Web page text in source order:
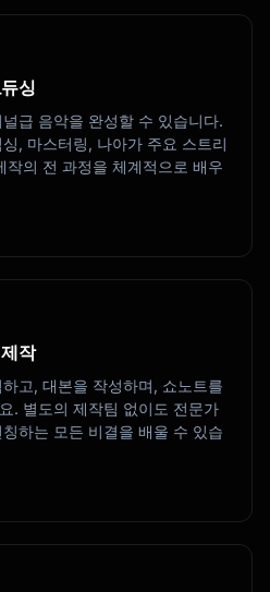
싱
급 음악을 완성할 수 있습니다.
, 마스터링, 나아가 주요 스트리
작의 전 과정을 체계적으로 배우
작
고, 대본을 작성하며, 쇼노트를
. 별도의 제작팀 없이도 전문가
하는 모든 비결을 배울 수 있습